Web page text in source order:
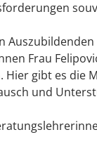
Frau
Hier gibt es die
und